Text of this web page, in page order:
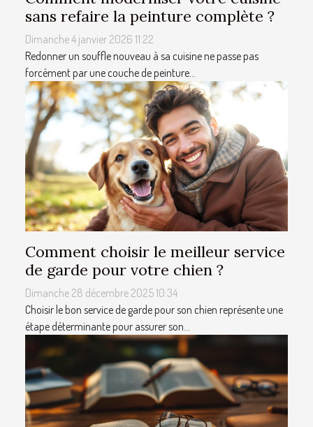
sans refaire la peinture complète ?
Dimanche 4 janvier 2026 11:22
Redonner un souffle nouveau à sa cuisine ne passe pas
forcément par une couche de peinture...
Comment choisir le meilleur service
de garde pour votre chien ?
Dimanche 28 décembre 2025 10:34
Choisir le bon service de garde pour son chien représente une
étape déterminante pour assurer son...